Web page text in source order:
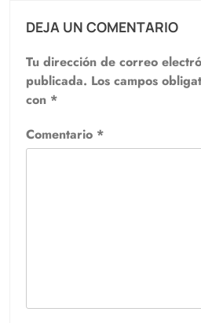
DEJA UN COMENTARIO
Tu dirección de correo
publicada. Los campos
con *
Comentario *